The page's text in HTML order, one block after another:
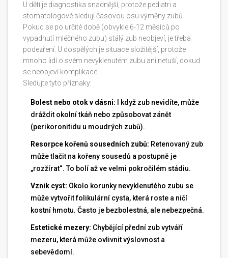
U dětí je diagnostika snadnější, protože pediatri a
stomatologové sledují časovou osu výměny zubů.
Pokud se po určité době (obvykle 6-12 měsíců po
vypadnutí mléčného zubu) stálý zub neobjeví, je třeba
podezření. U dospělých je situace složitější, protože
mnoho lidí o svém nevyklenutém zubu ani netuší, dokud
se neobjeví komplikace.
Sledujte tyto příznaky:
Bolest nebo otok v dásni: I když zub nevidíte, může
dráždit okolní tkáň nebo způsobovat zánět
(perikoronitidu u moudrých zubů).
Resorpce kořenů sousedních zubů: Retenovaný zub
může tlačit na kořeny sousedů a postupně je
„rozžírat“. To bolí až ve velmi pokročilém stádiu.
Vznik cyst: Okolo korunky nevyklenutého zubu se
může vytvořit folikulární cysta, která roste a ničí
kostní hmotu. Často je bezbolestná, ale nebezpečná.
Estetické mezery: Chybějící přední zub vytváří
mezeru, která může ovlivnit výslovnost a
sebevědomí.